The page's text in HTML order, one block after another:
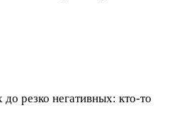
резко негативных: кто-то